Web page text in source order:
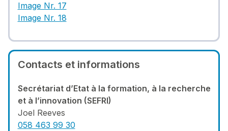
Image Nr. 17
Image Nr. 18
Contacts et informations
Secrétariat d’Etat à la formation, à la recherche
et à l’innovation (SEFRI)
Joel Reeves
058 463 99 30